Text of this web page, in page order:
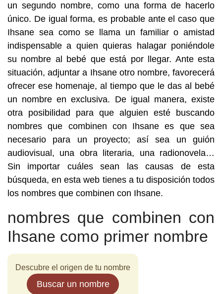
un segundo nombre, como una forma de hacerlo
único. De igual forma, es probable ante el caso que
Ihsane sea como se llama un familiar o amistad
indispensable a quien quieras halagar poniéndole
su nombre al bebé que está por llegar. Ante esta
situación, adjuntar a Ihsane otro nombre, favorecerá
ofrecer ese homenaje, al tiempo que le das al bebé
un nombre en exclusiva. De igual manera, existe
otra posibilidad para que alguien esté buscando
nombres que combinen con Ihsane es que sea
necesario para un proyecto; así sea un guión
audiovisual, una obra literaria, una radionovela…
Sin importar cuáles sean las causas de esta
búsqueda, en esta web tienes a tu disposición todos
los nombres que combinen con Ihsane.
nombres que combinen con
Ihsane como primer nombre
Descubre el origen de tu nombre
Buscar un nombre